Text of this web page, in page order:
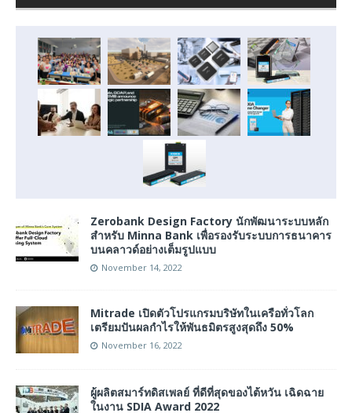
Zerobank Design Factory นักพัฒนาระบบหลัก
สำหรับ Minna Bank เพื่อรองรับระบบการธนาคาร
บนคลาวด์อย่างเต็มรูปแบบ
November 14, 2022
Mitrade เปิดตัวโปรแกรมบริษัทในเครือทั่วโลก
เตรียมปันผลกำไรให้พันธมิตรสูงสุดถึง 50%
November 16, 2022
ผู้ผลิตสมาร์ทดิสเพลย์ ที่ดีที่สุดของไต้หวัน เฉิดฉาย
ในงาน SDIA Award 2022